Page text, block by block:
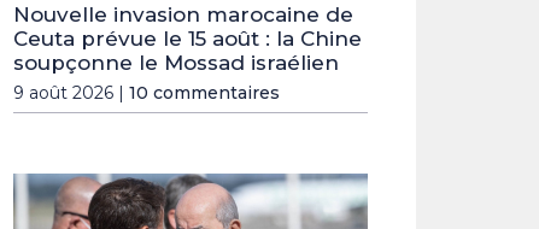
Nouvelle invasion marocaine de
Ceuta prévue le 15 août : la Chine
soupçonne le Mossad israélien
9 août 2026 | 10 commentaires